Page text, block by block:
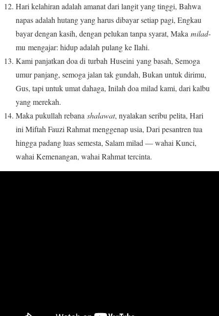
Hari kelahiran adalah amanat dari langit yang tinggi, Bahwa
napas adalah hutang yang harus dibayar setiap pagi, Engkau
bayar dengan kasih, dengan pelukan tanpa syarat, Maka milad-
mu mengajar: hidup adalah pulang ke Ilahi.
Kami panjatkan doa di turbah Huseini yang basah, Semoga
umur panjang, semoga jalan tak gundah, Bukan untuk dirimu,
Gus, tapi untuk umat dahaga, Inilah doa milad kami, dari kalbu
yang merekah.
Maka pukullah rebana shalawat, nyalakan seribu pelita, Hari
ini Miftah Fauzi Rahmat menggenap usia, Dari pesantren tua
hingga padang luas semesta, Salam milad — wahai Kunci,
wahai Kemenangan, wahai Rahmat tercinta.